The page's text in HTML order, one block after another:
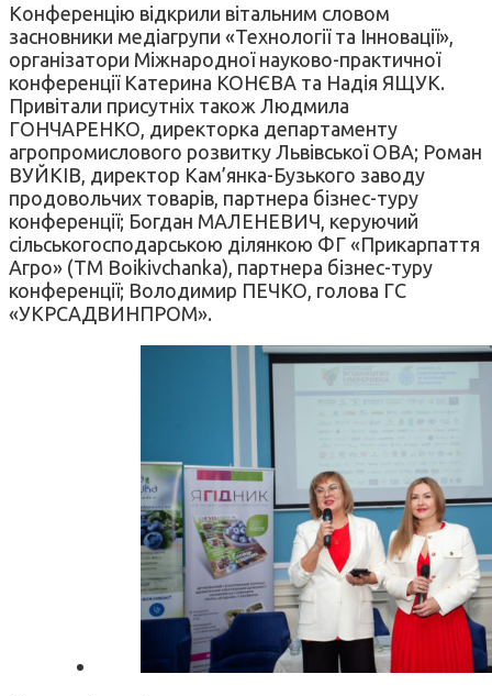
Конференцію відкрили вітальним словом
засновники медіагрупи «Технології та Інновації»,
організатори Міжнародної науково-практичної
конференції Катерина КОНЄВА та Надія ЯЩУК.
Привітали присутніх також Людмила
ГОНЧАРЕНКО, директорка департаменту
агропромислового розвитку Львівської ОВА; Роман
ВУЙКІВ, директор Кам’янка-Бузького заводу
продовольчих товарів, партнера бізнес-туру
конференції; Богдан МАЛЕНЕВИЧ, керуючий
сільськогосподарською ділянкою ФГ «Прикарпаття
Агро» (ТМ Boikivchanka), партнера бізнес-туру
конференції; Володимир ПЕЧКО, голова ГС
«УКРСАДВИНПРОМ».